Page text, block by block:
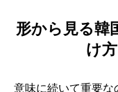
形から見る韓
け
意味に続いて重要な